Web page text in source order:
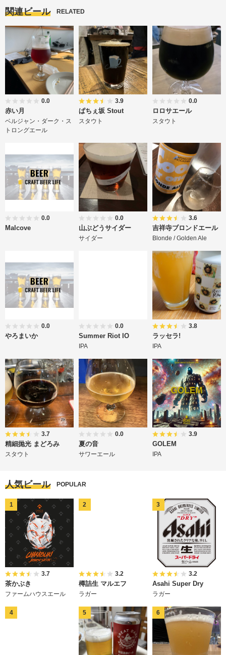
関連ビール RELATED
0.0
赤い月
ベルジャン・ダーク・ス
トロングエール
3.9
ぱちぇ坂 Stout
スタウト
0.0
ロロサエール
スタウト
0.0
Malcove
0.0
山ぶどうサイダー
サイダー
3.6
吉祥寺ブロンドエール
Blonde / Golden Ale
0.0
やろまいか
0.0
Summer Riot IO
IPA
3.8
ラッセラ!
IPA
3.7
精細抛光 まどろみ
スタウト
0.0
夏の音
サワーエール
3.9
GOLEM
IPA
人気ビール POPULAR
3.7
茶かぶき
ファームハウスエール
3.2
樽詰生 マルエフ
ラガー
3.2
Asahi Super Dry
ラガー